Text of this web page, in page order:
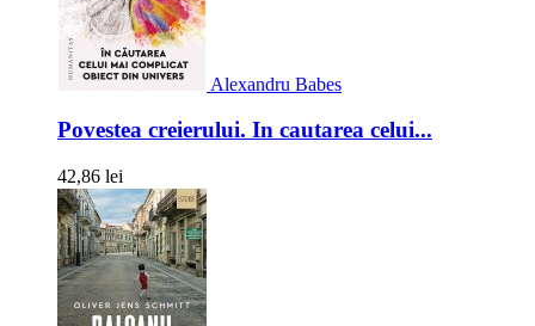
Alexandru Babes
Povestea creierului. In cautarea celui...
42,86 lei